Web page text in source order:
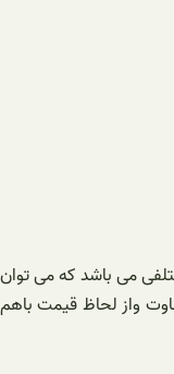
می باشد که می توان
ضخامت این محصولات نیز متفاوت واز لحاظ قیمت باهم